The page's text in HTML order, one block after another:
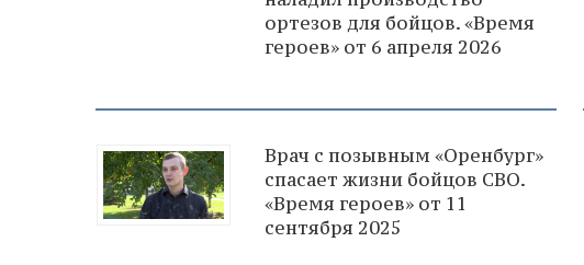
ортезов для бойцов. «Время
героев» от 6 апреля 2026
Врач с позывным «Оренбург»
спасает жизни бойцов СВО.
«Время героев» от 11
сентября 2025